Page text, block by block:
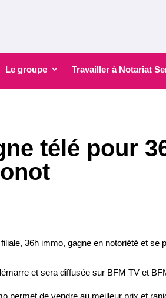
Le groupe Travailler à Notariat
télé pour
36h immo, gagne en notoriété et
et sera diffusée sur BFM TV et